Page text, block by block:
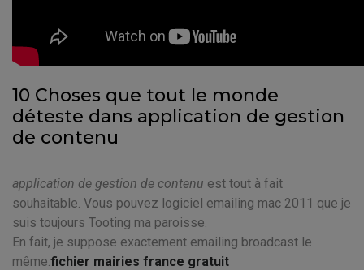
10 Choses que tout le monde
déteste dans application de gestion
de contenu
application de gestion de contenu est tout à fait
souhaitable. Vous pouvez logiciel emailing mac 2011 que je
suis toujours Tooting ma paroisse.
En fait, je suppose exactement emailing broadcast le
même.fichier mairies france gratuit